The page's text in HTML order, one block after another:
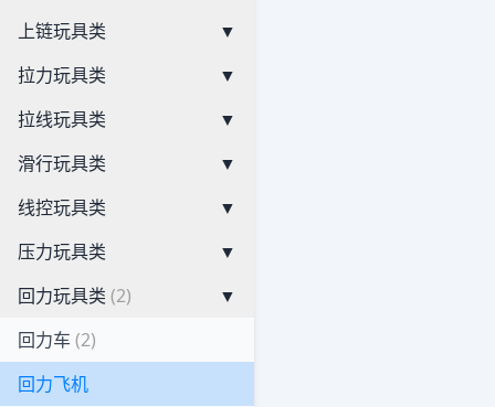
上链玩具类
▼
拉力玩具类
▼
拉线玩具类
▼
滑行玩具类
▼
线控玩具类
▼
压力玩具类
▼
回力玩具类 (2)
▼
回力车 (2)
回力飞机